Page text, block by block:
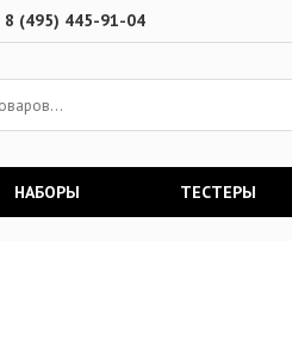
8 (495) 445-91-04
НАБОРЫ ТЕСТЕРЫ